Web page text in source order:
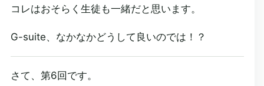
コレはおそらく生徒も一緒だと思います。
G-suite、なかなかどうして良いのでは！？
さて、第6回です。